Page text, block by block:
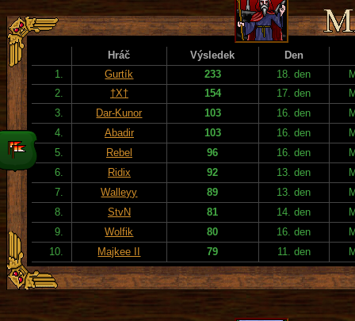
Hráč Výsledek
Den
1.
Gurtík 233 18. den
2.
†X† 154 17. den
3.
Dar-Kunor 103 16. den
4.
Abadir 103 16. den
5.
Rebel 96 16. den
6.
Ridix 92 13. den
7.
Walleyy 89 13. den
8.
StvN 81 14. den
9.
Wolfik 80 16. den
10.
Majkee II 79 11. den